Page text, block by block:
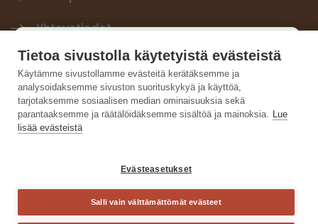
Tietoa sivustolla käytetyistä evästeistä
Käytämme sivustollamme evästeitä kerätäksemme ja
analysoidaksemme sivuston suorituskykyä ja käyttöä,
tarjotaksemme sosiaalisen median ominaisuuksia sekä
parantaaksemme ja räätälöidäksemme sisältöä ja mainoksia. Lue
lisää evästeistä
Evästeasetukset
Salli vain välttämättömät evästeet
Yhteystiedot
Tilaa Hiilineutraali-uutiskirje
Hiilineutraalisuomi LinkedInissä
Käyttäjäkysely
Auta kehittämään sivustoa ja vastaa lyhyeen
kyselyyn.